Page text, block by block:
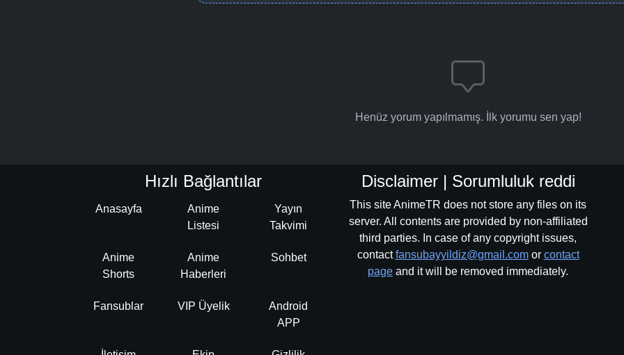
Henüz yorum yapılmamış. İlk yorumu sen yap!
Hızlı Bağlantılar
Anasayfa
Anime
Listesi
Yayın
Takvimi
Anime
Shorts
Anime
Haberleri
Sohbet
Fansublar VIP Üyelik
Android
APP
Disclaimer | Sorumluluk reddi
This site AnimeTR does not store any files on its
server. All contents are provided by non-affiliated
third parties. In case of any copyright issues,
contactfansubayyildiz@gmail.comor contact
page and it will be removed immediately.